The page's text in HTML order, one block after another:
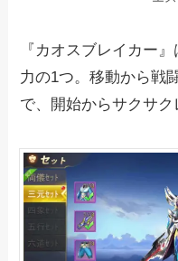
『カオスブレイカー
力の1つ。移動から戦
で、開始からサクサク